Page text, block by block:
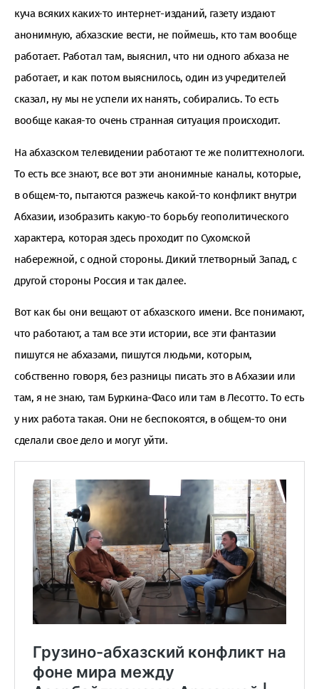
куча всяких каких-то интернет-изданий, газету издают
анонимную, абхазские вести, не поймешь, кто там вообще
работает. Работал там, выяснил, что ни одного абхаза не
работает, и как потом выяснилось, один из учредителей
сказал, ну мы не успели их нанять, собирались. То есть
вообще какая-то очень странная ситуация происходит.
На абхазском телевидении работают те же политтехнологи.
То есть все знают, все вот эти анонимные каналы, которые,
в общем-то, пытаются разжечь какой-то конфликт внутри
Абхазии, изобразить какую-то борьбу геополитического
характера, которая здесь проходит по Сухомской
набережной, с одной стороны. Дикий тлетворный Запад, с
другой стороны Россия и так далее.
Вот как бы они вещают от абхазского имени. Все понимают,
что работают, а там все эти истории, все эти фантазии
пишутся не абхазами, пишутся людьми, которым,
собственно говоря, без разницы писать это в Абхазии или
там, я не знаю, там Буркина-Фасо или там в Лесотто. То есть
у них работа такая. Они не беспокоятся, в общем-то они
сделали свое дело и могут уйти.